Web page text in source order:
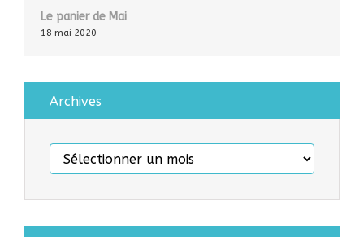
Le panier de Mai
18 mai 2020
Archives
Archives